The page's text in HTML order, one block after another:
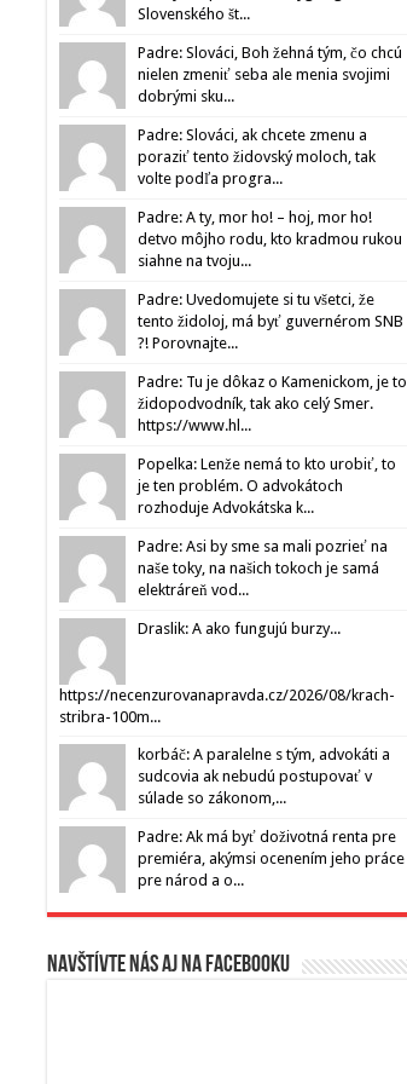
Slovenského št...
Padre: Slováci, Boh žehná tým, čo chcú
nielen zmeniť seba ale menia svojimi
dobrými sku...
Padre: Slováci, ak chcete zmenu a
poraziť tento židovský moloch, tak
volte podľa progra...
Padre: A ty, mor ho! – hoj, mor ho!
detvo môjho rodu, kto kradmou rukou
siahne na tvoju...
Padre: Uvedomujete si tu všetci, že
tento židoloj, má byť guvernérom SNB
?! Porovnajte...
Padre: Tu je dôkaz o Kamenickom, je to
židopodvodník, tak ako celý Smer.
https://www.hl...
Popelka: Lenže nemá to kto urobiť, to
je ten problém. O advokátoch
rozhoduje Advokátska k...
Padre: Asi by sme sa mali pozrieť na
naše toky, na našich tokoch je samá
elektráreň vod...
Draslik: A ako fungujú burzy...
https://necenzurovanapravda.cz/2026/08/krach-
stribra-100m...
korbáč: A paralelne s tým, advokáti a
sudcovia ak nebudú postupovať v
súlade so zákonom,...
Padre: Ak má byť doživotná renta pre
premiéra, akýmsi ocenením jeho práce
pre národ a o...
Navštívte nás aj na Facebooku